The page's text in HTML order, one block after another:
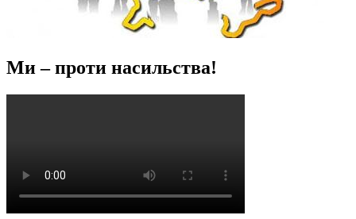
Ми – проти насильства!